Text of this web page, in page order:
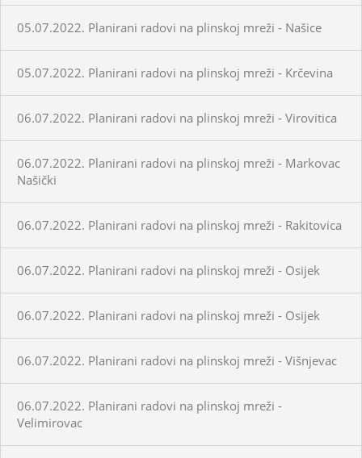
05.07.2022. Planirani radovi na plinskoj mreži - Našice
05.07.2022. Planirani radovi na plinskoj mreži - Krčevina
06.07.2022. Planirani radovi na plinskoj mreži - Virovitica
06.07.2022. Planirani radovi na plinskoj mreži - Markovac
Našički
06.07.2022. Planirani radovi na plinskoj mreži - Rakitovica
06.07.2022. Planirani radovi na plinskoj mreži - Osijek
06.07.2022. Planirani radovi na plinskoj mreži - Osijek
06.07.2022. Planirani radovi na plinskoj mreži - Višnjevac
06.07.2022. Planirani radovi na plinskoj mreži -
Velimirovac